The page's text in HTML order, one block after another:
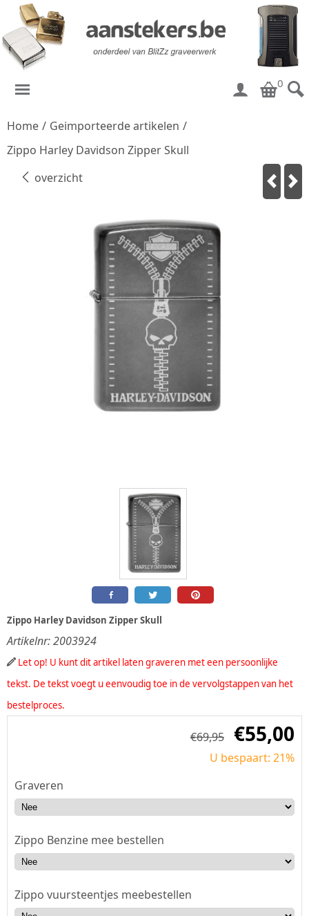
0
Home / Geimporteerde artikelen /
Zippo Harley Davidson Zipper Skull
overzicht
Zippo Harley Davidson Zipper Skull
Artikelnr:2003924
Let op! U kunt dit artikel laten graveren met een persoonlijke
tekst. De tekst voegt u eenvoudig toe in de vervolgstappen van het
bestelproces.
€69,95 €55,00
U bespaart: 21%
Graveren
Zippo Benzine mee bestellen
Zippo vuursteentjes meebestellen